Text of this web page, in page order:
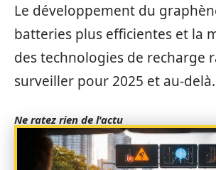
Le développement du
batteries plus efficientes et la
des technologies de recharge
surveiller pour 2025 et au-delà.
Ne ratez rien de l'actu